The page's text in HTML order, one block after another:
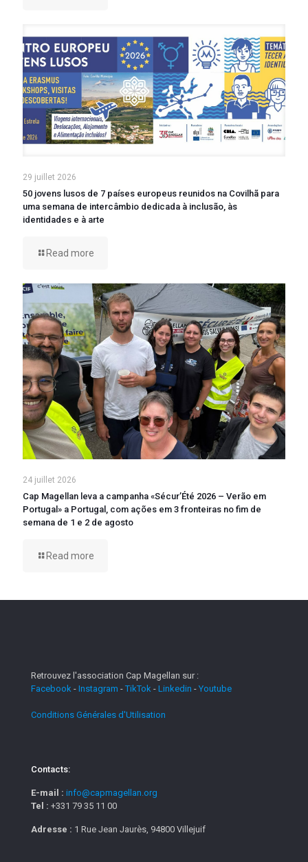
29 juillet 2026
50 jovens lusos de 7 países europeus reunidos na Covilhã para
uma semana de intercâmbio dedicada à inclusão, às
identidades e à arte
Read more
24 juillet 2026
Cap Magellan leva a campanha «Sécur’Été 2026 – Verão em
Portugal» a Portugal, com ações em 3 fronteiras no fim de
semana de 1 e 2 de agosto
Read more
Retrouvez l'association Cap Magellan sur :
Facebook - Instagram -TikTok - Linkedin - Youtube
Conditions Générales d'Utilisation
Contacts:
E-mail : info@capmagellan.org
Tel : +331 79 35 11 00
Adresse : 1 Rue Jean Jaurès, 94800 Villejuif